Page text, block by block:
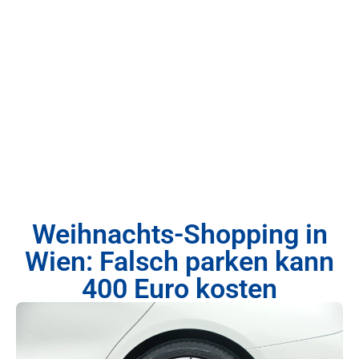
Weihnachts-Shopping in
Wien: Falsch parken kann
400 Euro kosten